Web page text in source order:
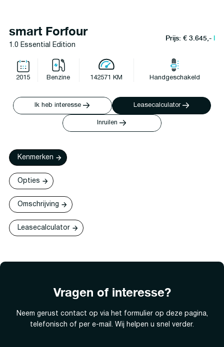
smart Forfour
1.0 Essential Edition
Prijs: € 3.645,-l
2015 Benzine 142571 KM Handgeschakeld
Ik heb interesse Leasecalculator
Inruilen
Kenmerken
Opties
Omschrijving
Leasecalculator
Vragen of interesse?
Neem gerust contact op via het formulier op deze pagina,
telefonisch of per e-mail. Wij helpen u snel verder.